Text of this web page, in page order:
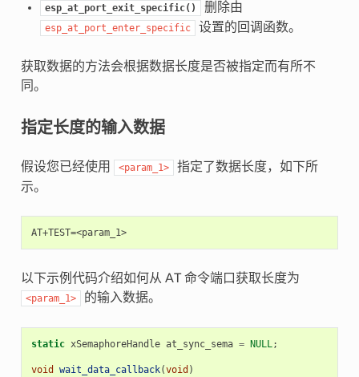
esp_at_port_exit_specific() 删除由
esp_at_port_enter_specific 设置的回调函数。
获取数据的方法会根据数据长度是否被指定而有所不
同。
指定长度的输入数据
假设您已经使用 <param_1>
指定了数据长度，如下所
示。
AT+TEST=<param_1>
以下示例代码介绍如何从 AT 命令端口获取长度为
<param_1> 的输入数据。
static xSemaphoreHandle at_sync_sema = NULL;
void wait_data_callback(void )